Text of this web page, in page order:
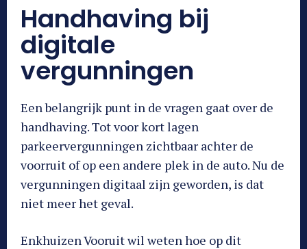
Handhaving bij
digitale
vergunningen
Een belangrijk punt in de vragen gaat over de
handhaving. Tot voor kort lagen
parkeervergunningen zichtbaar achter de
voorruit of op een andere plek in de auto. Nu de
vergunningen digitaal zijn geworden, is dat
niet meer het geval.
Enkhuizen Vooruit wil weten hoe op dit